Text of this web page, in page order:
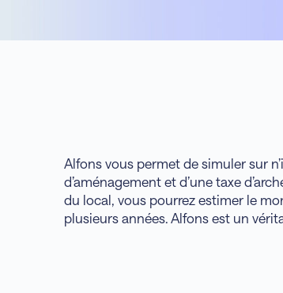
Alfons vous permet de simuler sur
d’aménagement et d’une taxe
du local, vous pourrez estimer le
plusieurs années. Alfons est un